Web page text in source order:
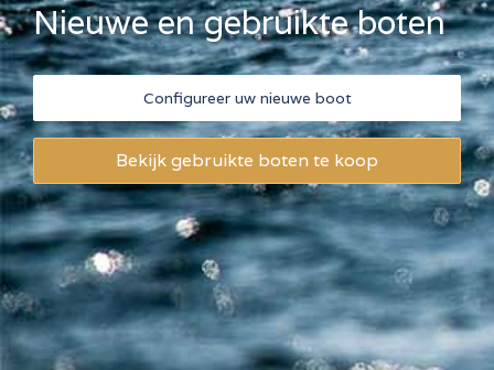
Nieuwe en gebruikte boten
Configureer uw nieuwe boot
Bekijk gebruikte boten te koop